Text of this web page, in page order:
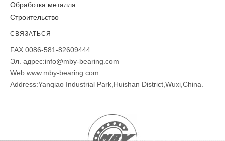
Бумажная пульпа
ПРОЧИТАЙТЕ БОЛЬШЕ
Обработка металла
Строительство
СВЯЗАТЬСЯ
FAX:0086-581-82609444
Эл. адрес:info@mby-bearing.com
Web:www.mby-bearing.com
Address:Yanqiao Industrial Park,Huishan District,Wuxi,China.